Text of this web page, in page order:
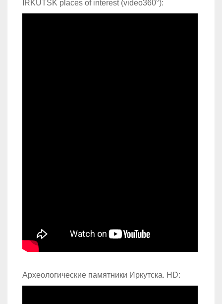
IRKUTSK places of interest (video360°):
Археологические памятники Иркутска. HD: